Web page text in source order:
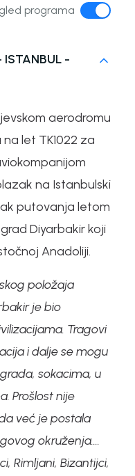
programa
ISTANBUL -
aerodromu
let TK1022 za
na Istanbulski
putovanja letom
grad Diyarbakir koji
Anadoliji.
položaja
je bio
Tragovi
i dalje se mogu
sokacima, u
Prošlost nije
već je postala
okruženja....
Rimljani, Bizantijci,